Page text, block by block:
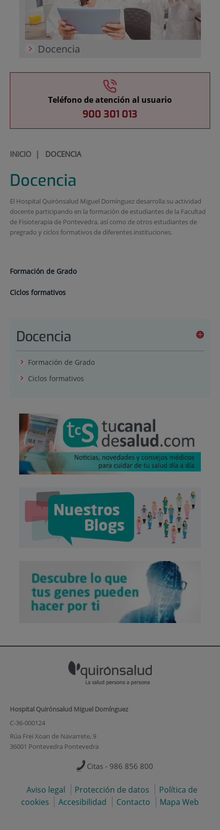
Docencia
Teléfono de atención al usuario
900 301 013
INICIO| DOCENCIA
Docencia
El Hospital Quirónsalud Miguel Domínguez desarrolla su actividad
docente participando en la formación de estudiantes de la Facultad
de Fisioterapia de Pontevedra, así como de otros estudiantes de
pregrado y ciclos formativos de diferentes instituciones.
Formación de Grado
Ciclos formativos
Docencia
Formación de Grado
Ciclos formativos
Hospital Quirónsalud Miguel Domínguez
C-36-000124
Rúa Frei Xoan de Navarrete, 9
36001 Pontevedra Pontevedra
Citas - 986 856 800
Aviso legal Protección de datos
Política de
cookies
Accesibilidad Contacto Mapa Web